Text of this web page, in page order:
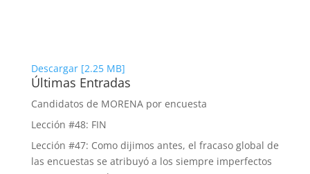
Descargar [2.25 MB]
Últimas Entradas
Candidatos de MORENA por encuesta
Lección #48: FIN
Lección #47: Como dijimos antes, el fracaso global de
las encuestas se atribuyó a los siempre imperfectos